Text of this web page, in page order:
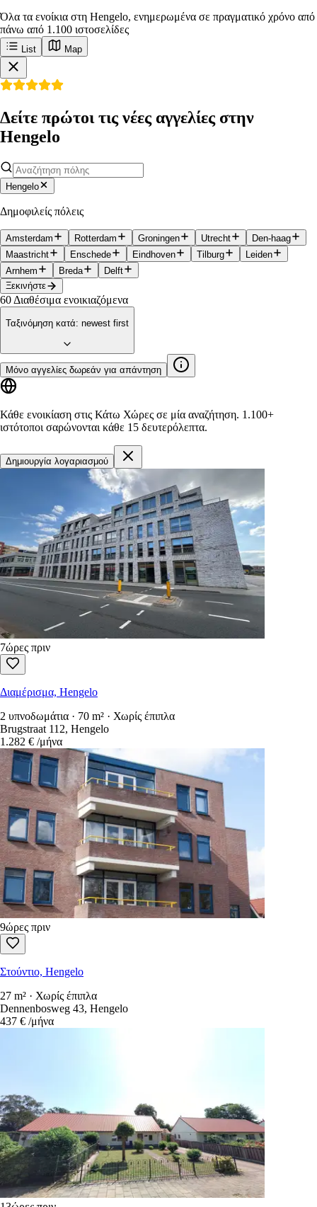
Όλα τα ενοίκια στη Hengelo, ενημερωμένα σε πραγματικό χρόνο από
πάνω από 1.100 ιστοσελίδες
List Map
Δείτε πρώτοι τις νέες αγγελίες στην
Hengelo
Hengelo
Δημοφιλείς πόλεις
Amsterdam Rotterdam Groningen Utrecht
Den-haag
Maastricht
Enschede Eindhoven Tilburg
Leiden
Arnhem
Breda
Delft
Ξεκινήστε
60 Διαθέσιμα ενοικιαζόμενα
Ταξινόμηση κατά: newest first
Μόνο αγγελίες δωρεάν για απάντηση
Κάθε ενοικίαση στις Κάτω Χώρες σε μία αναζήτηση. 1.100+
ιστότοποι σαρώνονται κάθε 15 δευτερόλεπτα.
Δημιουργία λογαριασμού
7ώρες πριν
Διαμέρισμα, Hengelo
2 υπνοδωμάτια · 70 m² · Χωρίς έπιπλα
Brugstraat 112, Hengelo
1.282 € /μήνα
9ώρες πριν
Στούντιο, Hengelo
27 m² · Χωρίς έπιπλα
Dennenbosweg 43, Hengelo
437 € /μήνα